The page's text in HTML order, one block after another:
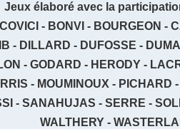
Jeux élaboré avec la
- BONVI - BOURGEON -
- DILLARD - DUFOSSE -
- GODARD - HERODY -
- MOUMINOUX - PICHARD
- SANAHUJAS - SERRE -
WALTHERY -